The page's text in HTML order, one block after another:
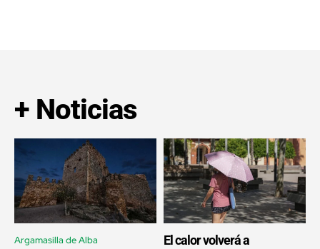
+ Noticias
Argamasilla de Alba
El calor volverá a